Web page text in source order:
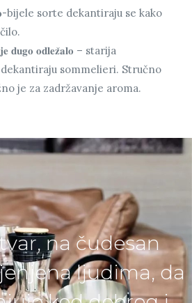
bijele sorte dekantiraju se kako
𝐝𝐮𝐠𝐨 𝐨𝐝𝐥𝐞𝐳̌𝐚𝐥𝐨 – starija
sommelieri. Stručno
je za zadržavanje aroma.
na čudesan
ljudima, da